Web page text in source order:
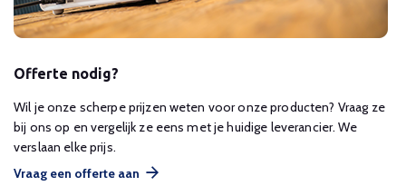
Offerte nodig?
Wil je onze scherpe prijzen weten voor onze producten? Vraag ze
bij ons op en vergelijk ze eens met je huidige leverancier. We
verslaan elke prijs.
Vraag een offerte aan